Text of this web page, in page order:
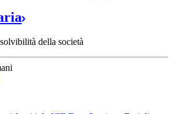
della società